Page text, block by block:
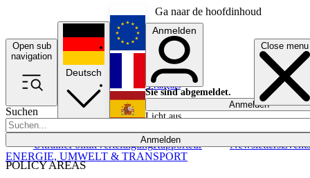
Ga naar de hoofdinhoud
Open sub
navigation
Close menu
Suchen
Anmelden
POLICY AREAS
UkrainePolitikVerteidigungRapporteur NewslettersEvents
Deutsch
English
Français
Anmelden
Sie sind abgemeldet.
Anmelden
Licht aus
ENERGIE, UMWELT & TRANSPORT